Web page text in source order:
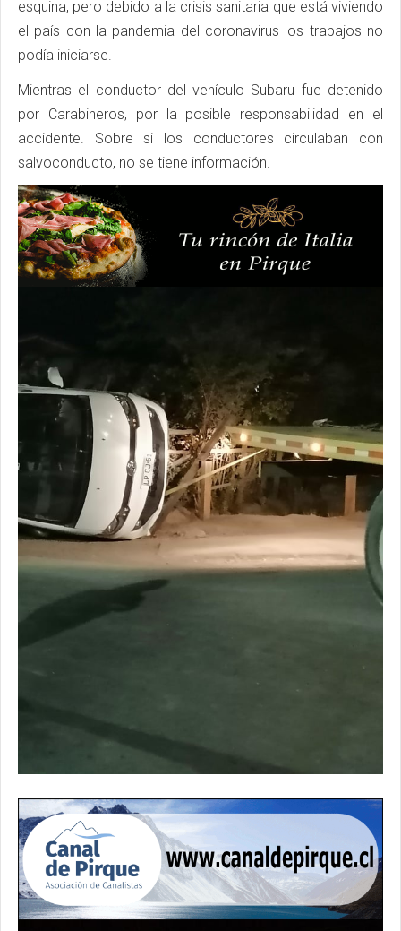
esquina, pero debido a la crisis sanitaria que está viviendo
el país con la pandemia del coronavirus los trabajos no
podía iniciarse.
Mientras el conductor del vehículo Subaru fue detenido
por Carabineros, por la posible responsabilidad en el
accidente. Sobre si los conductores circulaban con
salvoconducto, no se tiene información.